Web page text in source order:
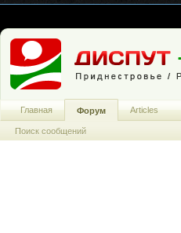
Главная Форум
Поиск сообщений
Articles